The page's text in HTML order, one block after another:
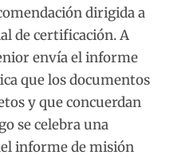
dirigida a
de certificación. A
envía el informe
que los documentos
y que concuerdan
se celebra una
informe de misión